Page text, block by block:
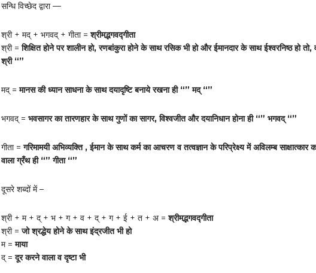
सन्धि विच्छेद द्वारा —
श्री + मद् + भगवद् + गीता =श्रीमद्भगवद्गीता
श्री = शिक्षित होने पर शालीन हो, रणबांकुरा होने के साथ रसिक भी हो और ईमानदार के साथ ईश्वरनिष्ठ हो
श्री “”
मद् =मानस की ध्यान साधना के साथ दयादृष्टि बनाये रखना ही “” मद् “”
भगवद् = भवसागर का तारणहार के साथ गुणों का सागर, विश्वजीत और दयानिधान होना ही “” भगवद् “”
गीता =गरिमामयी अभिव्यक्ति , ईमान के साथ कर्म का आचरण व तत्वज्ञान के परिप्रेक्ष्य में अविलम्ब साक्षात्कार
वाला ग्रँथ ही “” गीता “”
दूसरे शब्दों में –
श्री + म + द् + भ + ग + व + द् + ग + ई + त + अ =श्रीमद्भगवद्गीता
श्री =जो श्रद्धेय होने के साथ इंद्रजीत भी हो
म =माया
द् =दूर करने वाला व दृष्टा भी